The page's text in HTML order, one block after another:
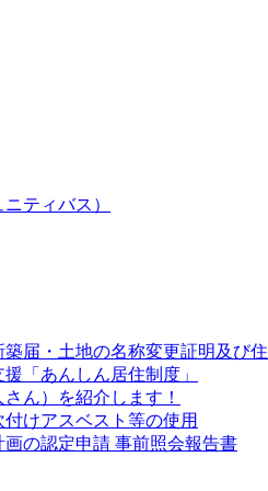
ティバス）
届・土地の名称変更証明及び
「あんしん居住制度」
ん）を紹介します！
けアスベスト等の使用
の認定申請 事前照会報告書